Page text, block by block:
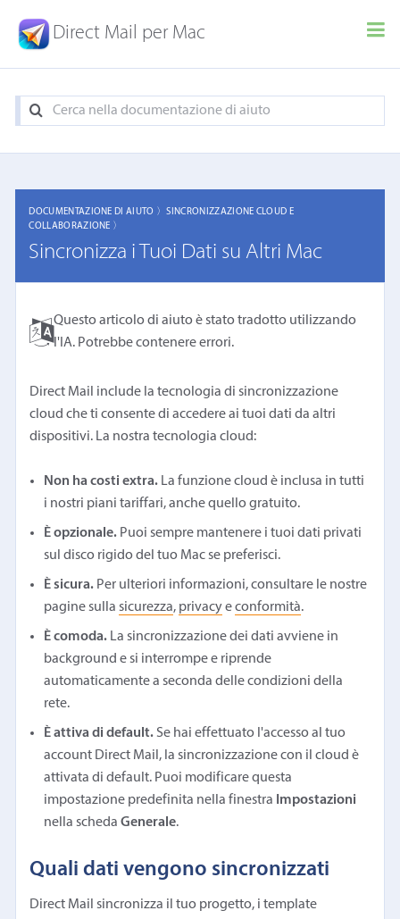
Direct Mail per Mac
DOCUMENTAZIONE DI AIUTO 〉SINCRONIZZAZIONE CLOUD E
COLLABORAZIONE 〉
Sincronizza i Tuoi Dati su Altri Mac
Questo articolo di aiuto è stato tradotto utilizzando
l'IA. Potrebbe contenere errori.
Direct Mail include la tecnologia di sincronizzazione
cloud che ti consente di accedere ai tuoi dati da altri
dispositivi. La nostra tecnologia cloud:
Non ha costi extra. La funzione cloud è inclusa in tutti
i nostri piani tariffari, anche quello gratuito.
È opzionale. Puoi sempre mantenere i tuoi dati privati
sul disco rigido del tuo Mac se preferisci.
È sicura. Per ulteriori informazioni, consultare le nostre
pagine sullasicurezza, privacyeconformità.
È comoda. La sincronizzazione dei dati avviene in
background e si interrompe e riprende
automaticamente a seconda delle condizioni della
rete.
È attiva di default. Se hai effettuato l'accesso al tuo
account Direct Mail, la sincronizzazione con il cloud è
attivata di default. Puoi modificare questa
impostazione predefinita nella finestra Impostazioni
nella schedaGenerale.
Quali dati vengono sincronizzati
Direct Mail sincronizza il tuo progetto, i template